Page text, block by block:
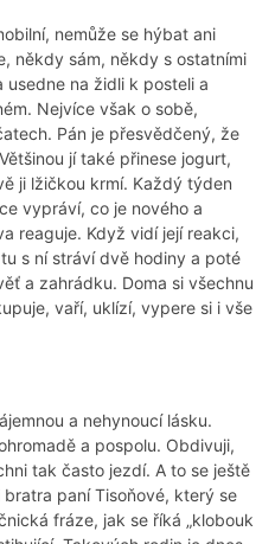
nemůže se hýbat ani
někdy sám, někdy s ostatními
usedne na židli k posteli a
Nejvíce však o sobě,
Pán je přesvědčený, že
jí také přinese jogurt,
ji lžičkou krmí. Každý týden
vypráví, co je nového a
reaguje. Když vidí její reakci,
s ní stráví dvě hodiny a poté
a zahrádku. Doma si všechnu
vaří, uklízí, vypere si i vše
a nehynoucí lásku.
a pospolu. Obdivuji,
tak často jezdí. A to se ještě
paní Tisoňové, který se
fráze, jak se říká „klobouk